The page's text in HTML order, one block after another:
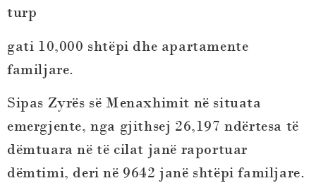
turp
gati 10,000 shtëpi dhe apartamente
familjare.
Sipas Zyrës së Menaxhimit në situata
emergjente, nga gjithsej 26,197 ndërtesa të
dëmtuara në të cilat janë raportuar
dëmtimi, deri në 9642 janë shtëpi familjare.